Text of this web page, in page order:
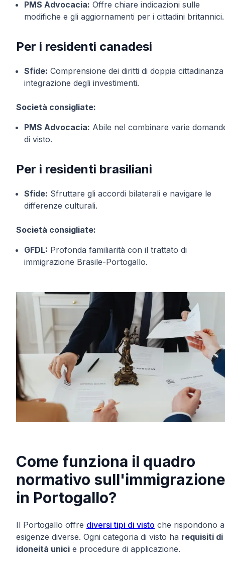
PMS Advocacia: Offre chiare indicazioni sulle
modifiche e gli aggiornamenti per i cittadini britannici.
Per i residenti canadesi
Sfide: Comprensione dei diritti di doppia
integrazione degli investimenti.
Società consigliate:
PMS Advocacia: Abile nel combinare varie
di visto.
Per i residenti brasiliani
Sfide: Sfruttare gli accordi bilaterali e navigare le
differenze culturali.
Società consigliate:
GFDL: Profonda familiarità con il trattato di
immigrazione Brasile-Portogallo.
Come funziona il quadro
normativo sull'immigrazione
in Portogallo?
Il Portogallo offre diversi tipi di visto che rispondono a
esigenze diverse. Ogni categoria di visto ha requisiti di
idoneità unici e procedure di applicazione.